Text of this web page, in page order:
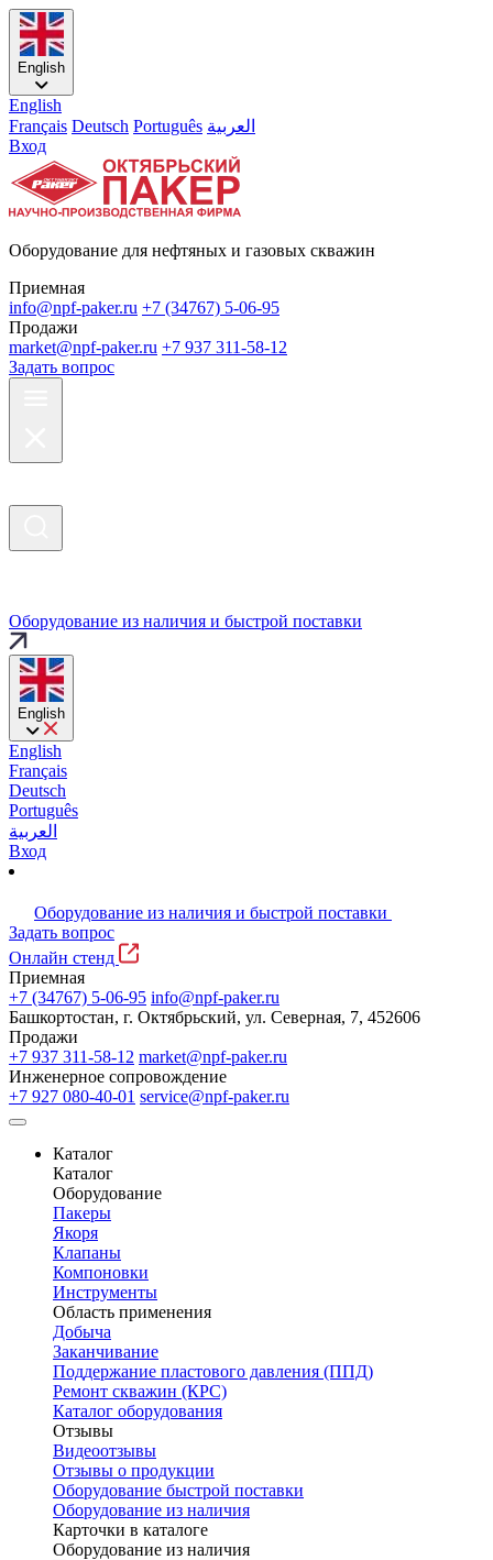
English
English
Français Deutsch Português العربية
Вход
Оборудование для нефтяных и газовых скважин
Приемная
info@npf-paker.ru +7 (34767) 5-06-95
Продажи
market@npf-paker.ru +7 937 311-58-12
Задать вопрос
Оборудование из наличия и быстрой поставки
English
English
Français
Deutsch
Português
العربية
Вход
Оборудование из наличия и быстрой поставки
Задать вопрос
Онлайн стенд
Приемная
+7 (34767) 5-06-95 info@npf-paker.ru
Башкортостан, г. Октябрьский, ул. Северная, 7, 452606
Продажи
+7 937 311-58-12 market@npf-paker.ru
Инженерное сопровождение
+7 927 080-40-01 service@npf-paker.ru
Каталог
Каталог
Оборудование
Пакеры
Якоря
Клапаны
Компоновки
Инструменты
Область применения
Добыча
Заканчивание
Поддержание пластового давления (ППД)
Ремонт скважин (КРС)
Каталог оборудования
Отзывы
Видеоотзывы
Отзывы о продукции
Оборудование быстрой поставки
Оборудование из наличия
Карточки в каталоге
Оборудование из наличия